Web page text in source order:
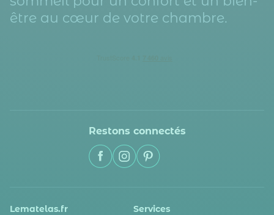
être au cœur de votre chambre.
Restons connectés
Lematelas.fr
Services